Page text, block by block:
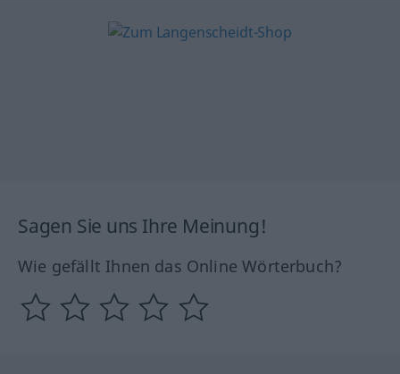
Sagen Sie uns Ihre Meinung!
Wie gefällt Ihnen das Online Wörterbuch?